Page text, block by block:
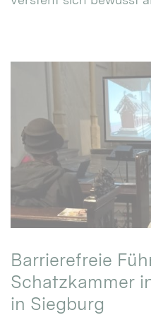
Barrierefreie
Schatzkammer
in Siegburg